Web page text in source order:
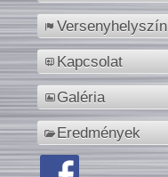
Versenyhelyszín
Kapcsolat
Galéria
Eredmények